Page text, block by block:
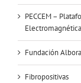
PECCEM –
Electromagnética
Fundación
Fibropositivas